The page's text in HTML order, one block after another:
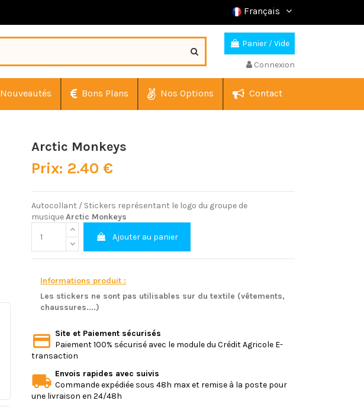
Français
Panier /Vide
Connexion
Nouveautés Bons Plans Nos Options Contact
Arctic Monkeys
Prix: 2.40 €
Autocollant / Stickers représentant le logo du groupe de
musiqueArctic Monkeys
Ajouter au panier
Informations produit :
Les stickers ne sont pas utilisables sur du textile (vêtements,
chaussures....)
Site et Paiement sécurisés
Paiement 100% sécurisé avec le module du Crédit Agricole E-
transaction
Envois rapides avec suivis
Commande expédiée sous 48h max et remise à la poste pour
une livraison en 24/48h